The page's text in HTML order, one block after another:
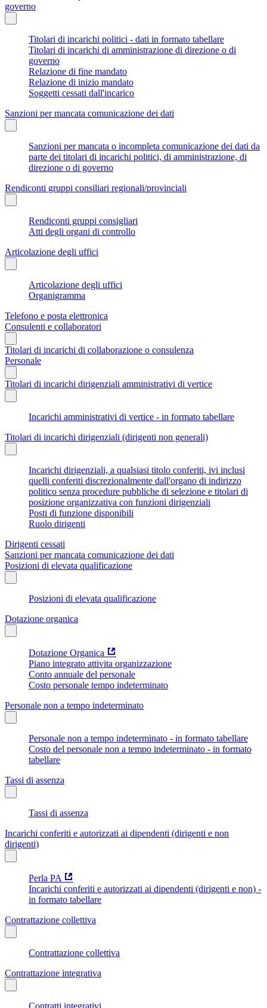
governo
Titolari di incarichi politici - dati in formato tabellare
Titolari di incarichi di amministrazione di direzione o di
governo
Relazione di fine mandato
Relazione di inizio mandato
Soggetti cessati dall'incarico
Sanzioni per mancata comunicazione dei dati
Sanzioni per mancata o incompleta comunicazione dei dati da
parte dei titolari di incarichi politici, di amministrazione, di
direzione o di governo
Rendiconti gruppi consiliari regionali/provinciali
Rendiconti gruppi consigliari
Atti degli organi di controllo
Articolazione degli uffici
Articolazione degli uffici
Organigramma
Telefono e posta elettronica
Consulenti e collaboratori
Titolari di incarichi di collaborazione o consulenza
Personale
Titolari di incarichi dirigenziali amministrativi di vertice
Incarichi amministrativi di vertice - in formato tabellare
Titolari di incarichi dirigenziali (dirigenti non generali)
Incarichi dirigenziali, a qualsiasi titolo conferiti, ivi inclusi
quelli conferiti discrezionalmente dall'organo di indirizzo
politico senza procedure pubbliche di selezione e titolari di
posizione organizzativa con funzioni dirigenziali
Posti di funzione disponibili
Ruolo dirigenti
Dirigenti cessati
Sanzioni per mancata comunicazione dei dati
Posizioni di elevata qualificazione
Posizioni di elevata qualificazione
Dotazione organica
Dotazione Organica
Piano integrato attivita organizzazione
Conto annuale del personale
Costo personale tempo indeterminato
Personale non a tempo indeterminato
Personale non a tempo indeterminato - in formato tabellare
Costo del personale non a tempo indeterminato - in formato
tabellare
Tassi di assenza
Tassi di assenza
Incarichi conferiti e autorizzati ai dipendenti (dirigenti e non
dirigenti)
Perla PA
Incarichi conferiti e autorizzati ai dipendenti (dirigenti e non) -
in formato tabellare
Contrattazione collettiva
Contrattazione collettiva
Contrattazione integrativa
Contratti integrativi